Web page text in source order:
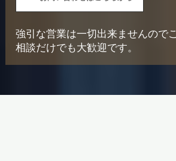
強引な営業は一切出来ませんので
相談だけでも大歓迎です。